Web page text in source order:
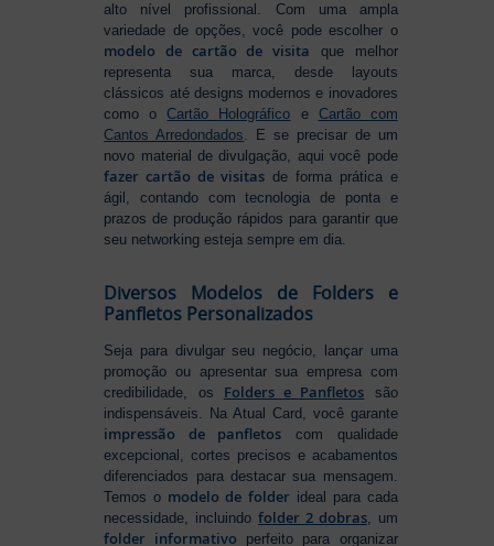
alto nível profissional. Com uma ampla
variedade de opções, você pode escolher o
modelo de cartão de visita que melhor
representa sua marca, desde layouts
clássicos até designs modernos e inovadores
como oCartão Holográfico e Cartão com
Cantos Arredondados. E se precisar de um
novo material de divulgação, aqui você pode
fazer cartão de visitas de forma prática e
ágil, contando com tecnologia de ponta e
prazos de produção rápidos para garantir que
seu networking esteja sempre em dia.
Diversos Modelos de Folders e
Panfletos Personalizados
Seja para divulgar seu negócio, lançar uma
promoção ou apresentar sua empresa com
credibilidade, os Folders e Panfletos são
indispensáveis. Na Atual Card, você garante
impressão de panfletos com qualidade
excepcional, cortes precisos e acabamentos
diferenciados para destacar sua mensagem.
Temos o modelo de folder ideal para cada
necessidade, incluindofolder 2 dobras, um
folder informativo perfeito para organizar